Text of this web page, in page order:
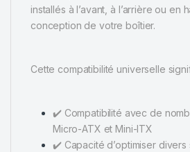
installés à l’avant, à l’arrière ou en
conception de votre boîtier.
Cette compatibilité universelle
✔️ Compatibilité avec de
Micro-ATX et Mini-ITX
✔️ Capacité d’optimiser divers